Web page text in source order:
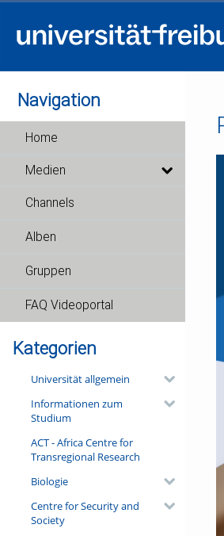
Navigation
Home
Medien
Channels
Alben
Gruppen
FAQ Videoportal
Kategorien
Universität allgemein
Informationen zum
Studium
ACT - Africa Centre for
Transregional Research
Biologie
Centre for Security and
Society